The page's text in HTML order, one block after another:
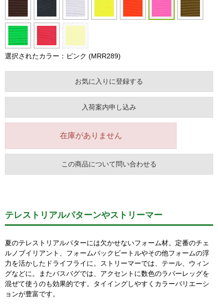
選択されたカラー：ピンク (MRR289)
お気に入りに登録する
入荷案内申し込み
在庫がありません
この商品について問い合わせる
テレストリアルパターンやストリーマー
夏のテレストリアルパターには欠かせないフォーム材。定番のチェ
ルノブイリアント、フォームバックビートルやその他フォームの浮
力を活かしたドライフライに。ストリーマーでは、テール、ウィン
グなどに。またバスバグでは、アクセントに数色のラバーレッグを
混ぜて使うのも効果的です。タイイングしやすくカラーバリエーシ
ョンが豊富です。